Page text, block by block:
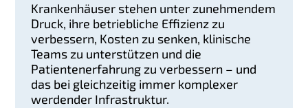
Krankenhäuser stehen unter zunehmendem
Druck, ihre betriebliche Effizienz zu
verbessern, Kosten zu senken, klinische
Teams zu unterstützen und die
Patientenerfahrung zu verbessern – und
das bei gleichzeitig immer komplexer
werdender Infrastruktur.